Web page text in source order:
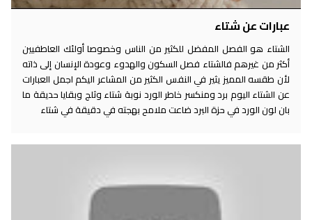
عبارات عن شتاء
الشتاء هو الفصل المفضل للكثير من الناس وخصوصا أولئك العاطفيين
أكثر من غيرهم فالشتاء فصل السكون والهدوء وعودة الإنسان إلى ذاته
لأن طقسه المميز يثير في النفس الكثير من المشاعر اليكم اجمل العبارات
عن الشتاء اليوم برد ومنكسر خاطر الورد نوبة شتاء وثلج وبقايا حديقة ما
بان لون الورد في حزة البرد ضاعت ملامح بهجته في دقيقة في شتاء